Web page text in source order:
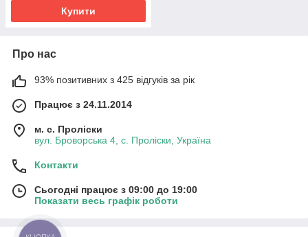
Купити
Про нас
93% позитивних з 425 відгуків за рік
Працює з 24.11.2014
м. с. Проліски
вул. Броворська 4, с. Проліски, Україна
Контакти
Сьогодні працює з 09:00 до 19:00
Показати весь графік роботи